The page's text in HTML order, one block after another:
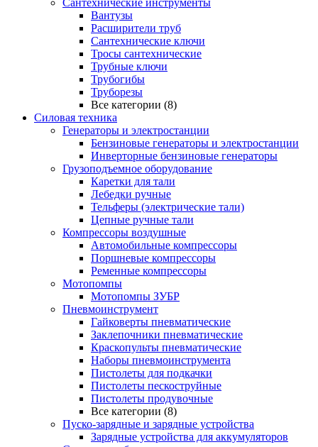
Сантехнические инструменты
Вантузы
Расширители труб
Сантехнические ключи
Тросы сантехнические
Трубные ключи
Трубогибы
Труборезы
Все категории (8)
Силовая техника
Генераторы и электростанции
Бензиновые генераторы и электростанции
Инверторные бензиновые генераторы
Грузоподъемное оборудование
Каретки для тали
Лебедки ручные
Тельферы (электрические тали)
Цепные ручные тали
Компрессоры воздушные
Автомобильные компрессоры
Поршневые компрессоры
Ременные компрессоры
Мотопомпы
Мотопомпы ЗУБР
Пневмоинструмент
Гайковерты пневматические
Заклепочники пневматические
Краскопульты пневматические
Наборы пневмоинструмента
Пистолеты для подкачки
Пистолеты пескоструйные
Пистолеты продувочные
Все категории (8)
Пуско-зарядные и зарядные устройства
Зарядные устройства для аккумуляторов